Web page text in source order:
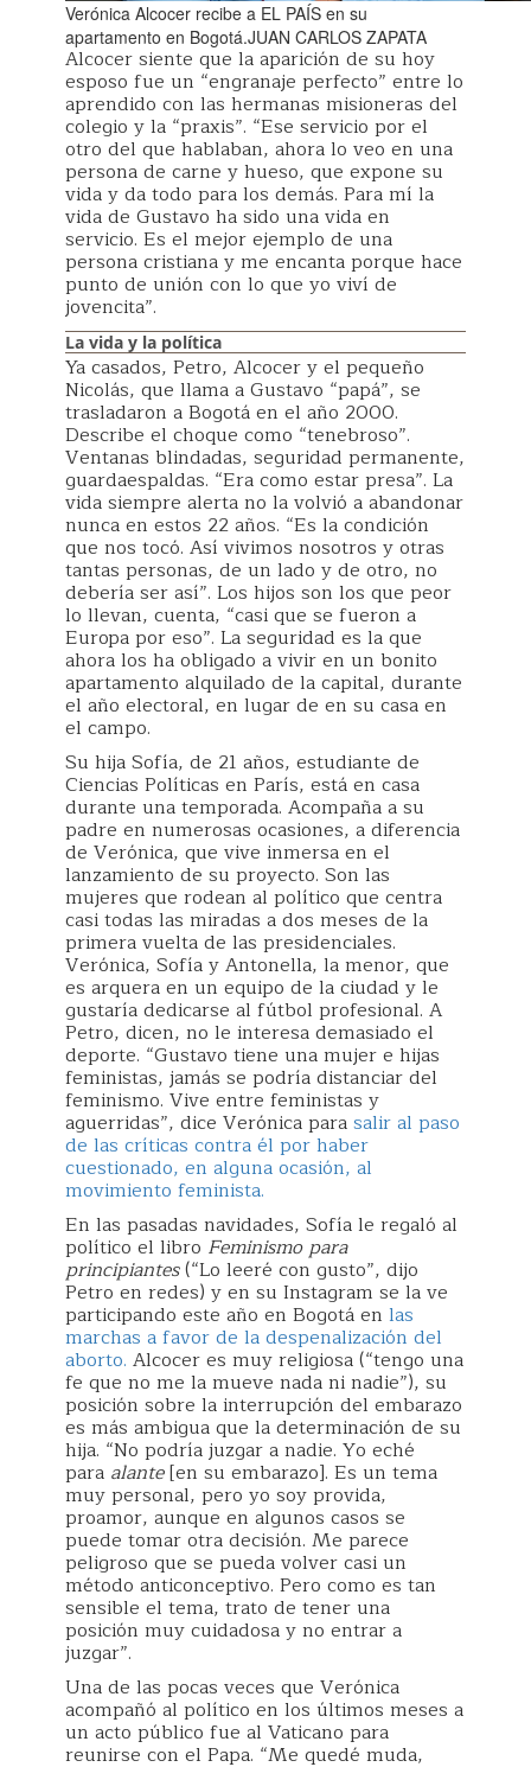
Verónica Alcocer recibe a EL PAÍS en su
apartamento en Bogotá.JUAN CARLOS ZAPATA
Alcocer siente que la aparición de su hoy
esposo fue un “engranaje perfecto” entre lo
aprendido con las hermanas misioneras del
colegio y la “praxis”. “Ese servicio por el
otro del que hablaban, ahora lo veo en una
persona de carne y hueso, que expone su
vida y da todo para los demás. Para mí la
vida de Gustavo ha sido una vida en
servicio. Es el mejor ejemplo de una
persona cristiana y me encanta porque hace
punto de unión con lo que yo viví de
jovencita”.
La vida y la política
Ya casados, Petro, Alcocer y el pequeño
Nicolás, que llama a Gustavo “papá”, se
trasladaron a Bogotá en el año 2000.
Describe el choque como “tenebroso”.
Ventanas blindadas, seguridad permanente,
guardaespaldas. “Era como estar presa”. La
vida siempre alerta no la volvió a abandonar
nunca en estos 22 años. “Es la condición
que nos tocó. Así vivimos nosotros y otras
tantas personas, de un lado y de otro, no
debería ser así”. Los hijos son los que peor
lo llevan, cuenta, “casi que se fueron a
Europa por eso”. La seguridad es la que
ahora los ha obligado a vivir en un bonito
apartamento alquilado de la capital, durante
el año electoral, en lugar de en su casa en
el campo.
Su hija Sofía, de 21 años, estudiante de
Ciencias Políticas en París, está en casa
durante una temporada. Acompaña a su
padre en numerosas ocasiones, a diferencia
de Verónica, que vive inmersa en el
lanzamiento de su proyecto. Son las
mujeres que rodean al político que centra
casi todas las miradas a dos meses de la
primera vuelta de las presidenciales.
Verónica, Sofía y Antonella, la menor, que
es arquera en un equipo de la ciudad y le
gustaría dedicarse al fútbol profesional. A
Petro, dicen, no le interesa demasiado el
deporte. “Gustavo tiene una mujer e hijas
feministas, jamás se podría distanciar del
feminismo. Vive entre feministas y
aguerridas”, dice Verónica parasalir al paso
de las críticas contra él por haber
cuestionado, en alguna ocasión, al
movimiento feminista.
En las pasadas navidades, Sofía le regaló al
político el libro Feminismo para
principiantes(“Lo leeré con gusto”, dijo
Petro en redes) y en su Instagram se la ve
participando este año en Bogotá en las
marchas a favor de la despenalización del
aborto. Alcocer es muy religiosa (“tengo una
fe que no me la mueve nada ni nadie”), su
posición sobre la interrupción del embarazo
es más ambigua que la determinación de su
hija. “No podría juzgar a nadie. Yo eché
para alante[en su embarazo]. Es un tema
muy personal, pero yo soy provida,
proamor, aunque en algunos casos se
puede tomar otra decisión. Me parece
peligroso que se pueda volver casi un
método anticonceptivo. Pero como es tan
sensible el tema, trato de tener una
posición muy cuidadosa y no entrar a
juzgar”.
Una de las pocas veces que Verónica
acompañó al político en los últimos meses a
un acto público fue al Vaticano para
reunirse con el Papa. “Me quedé muda,